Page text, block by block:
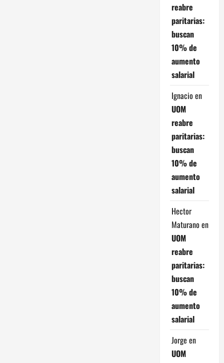
reabre
paritarias:
buscan
10% de
aumento
salarial
Ignacio en
UOM
reabre
paritarias:
buscan
10% de
aumento
salarial
Hector
Maturano en
UOM
reabre
paritarias:
buscan
10% de
aumento
salarial
Jorge en
UOM